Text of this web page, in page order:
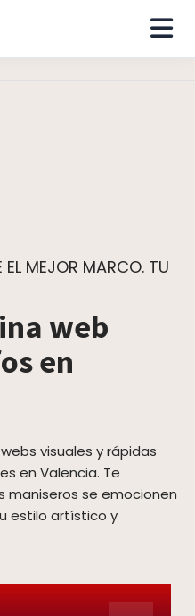
MEJOR MARCO. TU
web
en
visuales y rápidas
en Valencia. Te
maniseros se emocionen
estilo artístico y